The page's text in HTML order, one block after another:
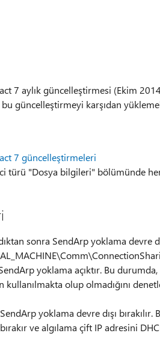
7 aylık güncelleştirmesi (Ekim
güncelleştirmeyi karşıdan
7 güncelleştirmeleri
türü "Dosya bilgileri" bölümünde
sonra SendArp yoklama devre
yoklama açıktır. Bu durumda,
kullanılmakta olup olmadığını
yoklama devre dışı bırakılır.
ve algılama çift IP adresini